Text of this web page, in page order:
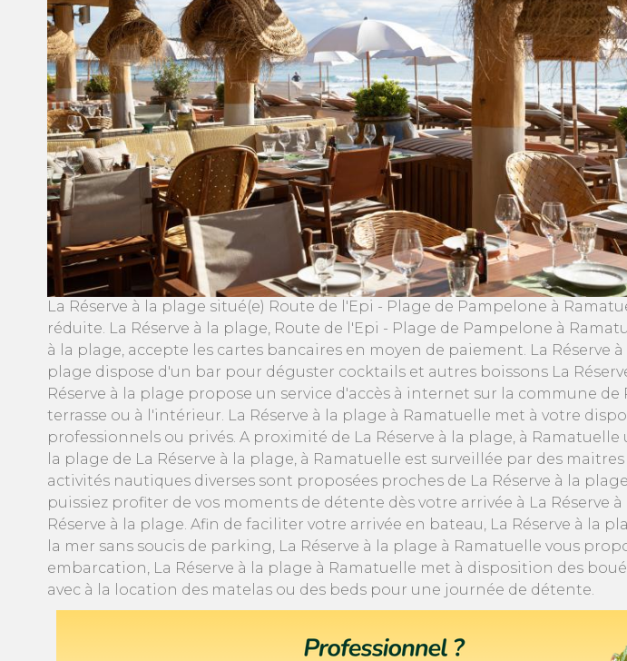
Vous pourrez aussi profiter de Bed disponible sur la plage. Ainsi, vous aurez
midi/matiné. Fini les tracas, bienvenue le bronzage et le verre de cocktails les
La Réserve à la plage situé(e) Route de l'Epi - Plage de Pampelone à
réduite. La Réserve à la plage, Route de l'Epi - Plage de Pampelone à
à la plage, accepte les cartes bancaires en moyen de paiement. La Réserve
plage dispose d'un bar pour déguster cocktails et autres boissons La
Réserve à la plage propose un service d'accès à internet sur la commune
terrasse ou à l'intérieur. La Réserve à la plage à Ramatuelle met à votre
professionnels ou privés. A proximité de La Réserve à la plage, à
la plage de La Réserve à la plage, à Ramatuelle est surveillée par des
activités nautiques diverses sont proposées proches de La Réserve à la
puissiez profiter de vos moments de détente dès votre arrivée à La
Réserve à la plage. Afin de faciliter votre arrivée en bateau, La Réserve à
la mer sans soucis de parking, La Réserve à la plage à Ramatuelle vous
embarcation, La Réserve à la plage à Ramatuelle met à disposition des
avec à la location des matelas ou des beds pour une journée de détente.